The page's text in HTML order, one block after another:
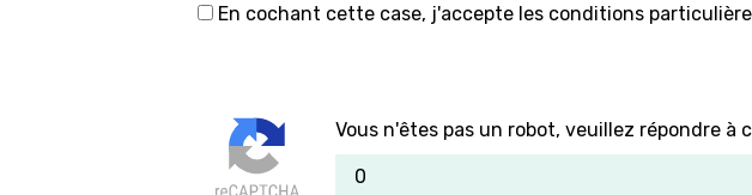
En cochant cette case, j'accepte les conditions
Vous n'êtes pas un robot, veuillez répondre